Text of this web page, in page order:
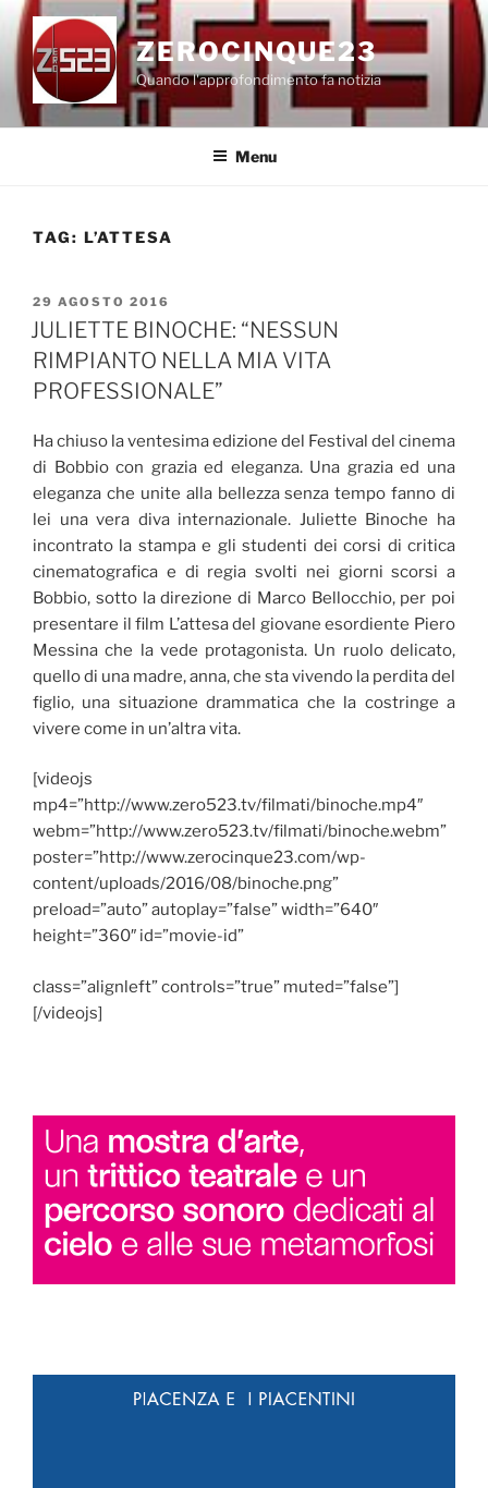
Salta
contenuto
ZEROCINQUE23
Quando l'approfondimento fa notizia
Menu
TAG: L’ATTESA
PUBBLICATO
IL
29 AGOSTO 2016
JULIETTE BINOCHE: “NESSUN
RIMPIANTO NELLA MIA VITA
PROFESSIONALE”
Ha chiuso la ventesima edizione del Festival del cinema
di Bobbio con grazia ed eleganza. Una grazia ed una
eleganza che unite alla bellezza senza tempo fanno di
lei una vera diva internazionale. Juliette Binoche ha
incontrato la stampa e gli studenti dei corsi di critica
cinematografica e di regia svolti nei giorni scorsi a
Bobbio, sotto la direzione di Marco Bellocchio, per poi
presentare il film L’attesa del giovane esordiente Piero
Messina che la vede protagonista. Un ruolo delicato,
quello di una madre, anna, che sta vivendo la perdita del
figlio, una situazione drammatica che la costringe a
vivere come in un’altra vita.
[videojs
mp4=”http://www.zero523.tv/filmati/binoche.mp4″
webm=”http://www.zero523.tv/filmati/binoche.webm”
poster=”http://www.zerocinque23.com/wp-
content/uploads/2016/08/binoche.png”
preload=”auto” autoplay=”false” width=”640″
height=”360″ id=”movie-id”
class=”alignleft” controls=”true” muted=”false”]
[/videojs]